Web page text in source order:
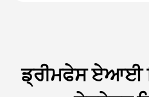
ਡ੍ਰੀਮਫੇਸ ਏਆਈ